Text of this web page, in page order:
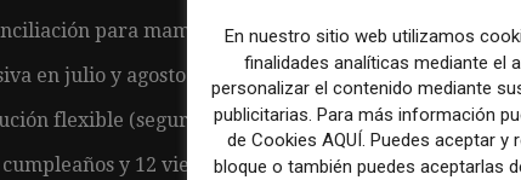
para mamás y papás.
en julio y agosto.
flexible (seguro de salud, transporte, guardería).
y 12 viernes libres al año para asuntos
En nuestro sitio web utilizamos
finalidades analíticas mediante el
personalizar el contenido mediante
publicitarias. Para más información
de Cookies AQUÍ. Puedes aceptar
bloque o también puedes aceptarlas